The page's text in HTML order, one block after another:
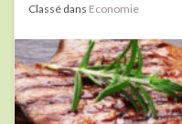
Classé dans Economie